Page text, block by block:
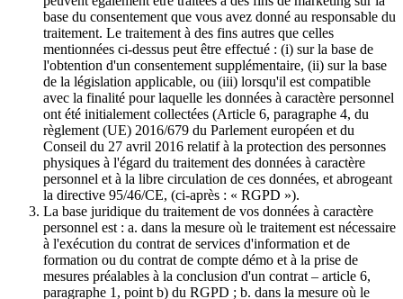
base du consentement que vous avez donné au responsable du
traitement. Le traitement à des fins autres que celles
mentionnées ci-dessus peut être effectué : (i) sur la base de
l'obtention d'un consentement supplémentaire, (ii) sur la base
de la législation applicable, ou (iii) lorsqu'il est compatible
avec la finalité pour laquelle les données à caractère personnel
ont été initialement collectées (Article 6, paragraphe 4, du
règlement (UE) 2016/679 du Parlement européen et du
Conseil du 27 avril 2016 relatif à la protection des personnes
physiques à l'égard du traitement des données à caractère
personnel et à la libre circulation de ces données, et abrogeant
la directive 95/46/CE, (ci-après : « RGPD »).
La base juridique du traitement de vos données à caractère
personnel est : a. dans la mesure où le traitement est nécessaire
à l'exécution du contrat de services d'information et de
formation ou du contrat de compte démo et à la prise de
mesures préalables à la conclusion d'un contrat – article 6,
paragraphe 1, point b) du RGPD ; b. dans la mesure où le